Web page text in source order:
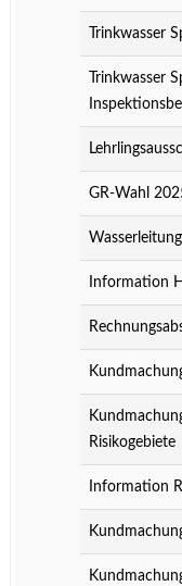
Trinkwasser
Trinkwasser
GR-Wahl
Information
Risikogebiete
Information